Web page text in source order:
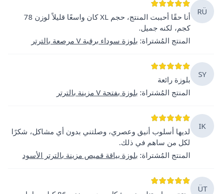
RÜ
أنا حقًا أحببت المنتج، حجم XL كان واسعًا قليلاً لوزن 78
كجم، لكنه جميل.
المنتج المُشتراة: بلوزة سوداء برقبة V مرصعة بالترتر
SY
بلوزة رائعة
المنتج المُشتراة: بلوزة بفتحة V مزينة بالترتر
IK
لديها أسلوب أنيق وعصري، وصلتني بدون أي مشاكل، شكرًا
لكل من ساهم في ذلك.
المنتج المُشتراة: بلوزة بياقة قميص مزينة بالترتر الأسود
ÜT